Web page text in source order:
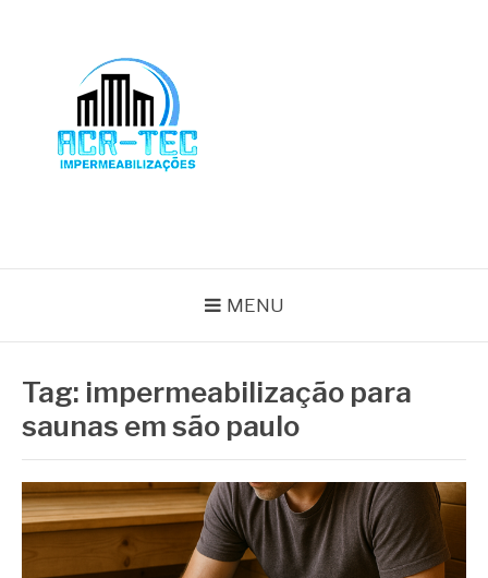
MENU
Tag: impermeabilização para
saunas em são paulo